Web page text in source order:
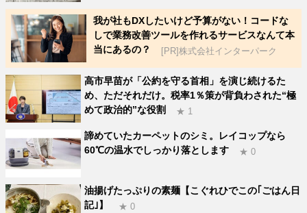
我が社もDXしたいけど予算がない！コードな
しで業務改善ツールを作れるサービスなんて本
当にあるの？
[PR]株式会社インターパーク
高市早苗が「公約を守る首相」を演じ続けるた
め、ただそれだけ。税率1％策が背負わされた“極
めて政治的”な役割
★ 1
諦めていたカーペットのシミ。レイコップなら
60℃の温水でしっかり落とします
★ 0
油揚げたっぷりの素麺【こぐれひでこの｢ごはん日
記｣】
★ 0